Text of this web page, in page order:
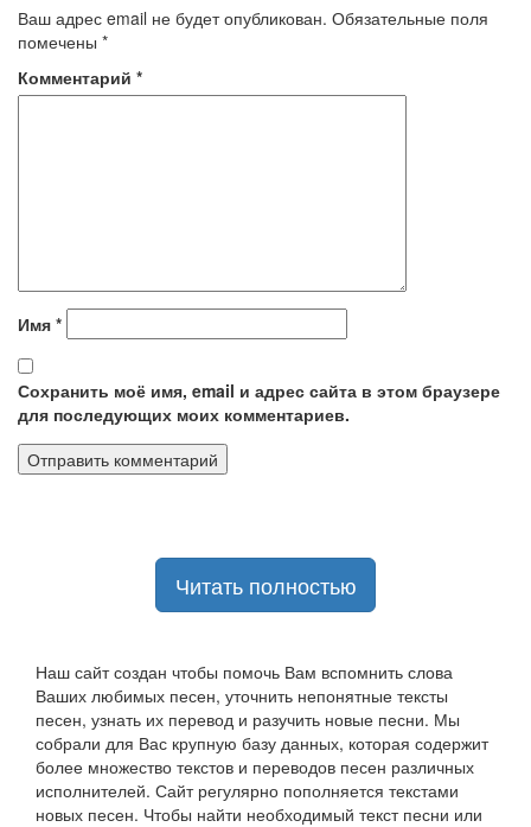
Ваш адрес email не будет опубликован. Обязательные поля
помечены *
Комментарий *
Имя *
Сохранить моё имя, email и адрес сайта в этом браузере
для последующих моих комментариев.
Читать полностью
Наш сайт создан чтобы помочь Вам вспомнить слова
Ваших любимых песен, уточнить непонятные тексты
песен, узнать их перевод и разучить новые песни. Мы
собрали для Вас крупную базу данных, которая содержит
более множество текстов и переводов песен различных
исполнителей. Сайт регулярно пополняется текстами
новых песен. Чтобы найти необходимый текст песни или